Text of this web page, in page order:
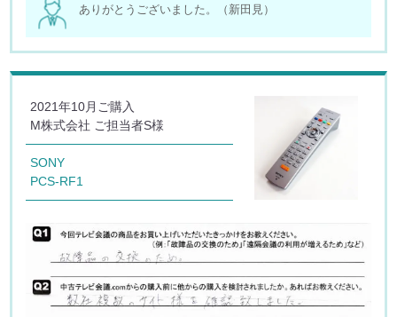
ありがとうございました。（新田見）
2021年10月ご購入
M株式会社 ご担当者S様
SONY
PCS-RF1